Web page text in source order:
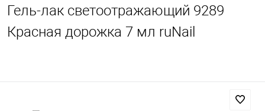
Гель-лак светоотражающий 9289
Красная дорожка 7 мл ruNail